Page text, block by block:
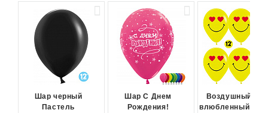
Шар черный
Пастель
Шар С Днем
Рождения!
Воздушный
влюбленный